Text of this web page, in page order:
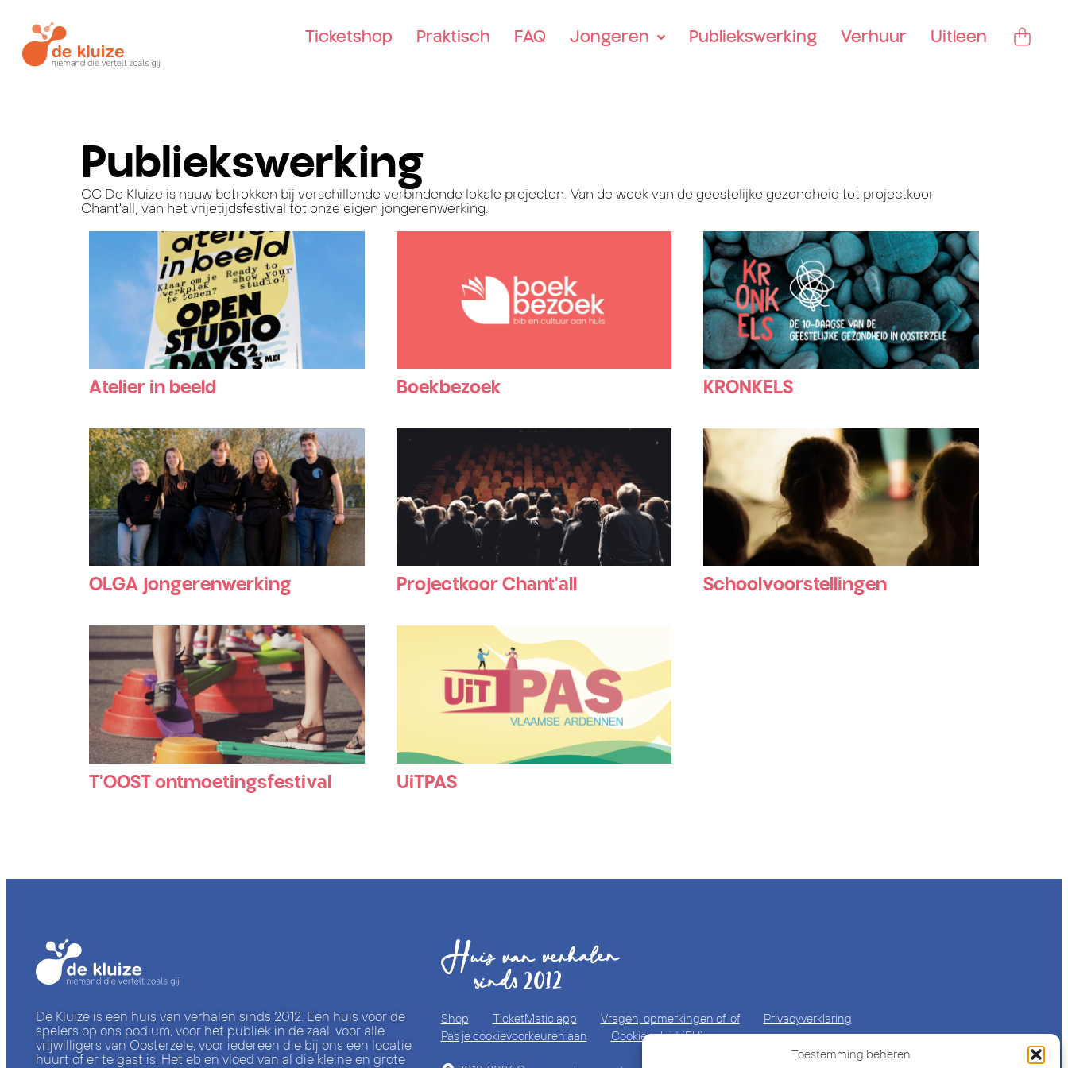
Toestemming beheren
Ticketshop Praktisch FAQ Jongeren Publiekswerking Verhuur Uitleen
Publiekswerking
CC De Kluize is nauw betrokken bij verschillende verbindende lokale projecten. Van de week van de geestelijke gezondheid tot projectkoor
Chant'all, van het vrijetijdsfestival tot onze eigen jongerenwerking.
Atelier in beeld Boekbezoek KRONKELS
OLGA jongerenwerking Projectkoor Chant'all Schoolvoorstellingen
T'OOST ontmoetingsfestival UiTPAS
De Kluize is een huis van verhalen sinds 2012. Een huis voor de
spelers op ons podium, voor het publiek in de zaal, voor alle
vrijwilligers van Oosterzele, voor iedereen die bij ons een locatie
huurt of er te gast is. Het eb en vloed van al die kleine en grote
Shop TicketMatic app Vragen, opmerkingen of lof
Privacyverklaring
Pas je cookievoorkeuren aan
Cookiebeleid (EU)